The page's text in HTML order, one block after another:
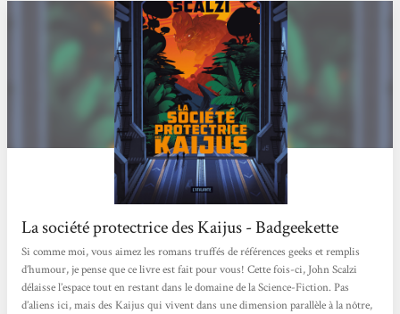
La société protectrice des Kaijus - Badgeekette
Si comme moi, vous aimez les romans truffés de références geeks et remplis
d’humour, je pense que ce livre est fait pour vous! Cette fois-ci, John Scalzi
délaisse l’espace tout en restant dans le domaine de la Science-Fiction. Pas
d’aliens ici, mais des Kaijus qui vivent dans une dimension parallèle à la nôtre,